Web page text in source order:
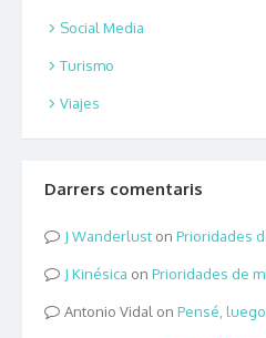
Social Media
Turismo
Viajes
Darrers comentaris
Wanderluston Prioridades
Kinésica on Prioridades de
Antonio Vidal on Pensé,